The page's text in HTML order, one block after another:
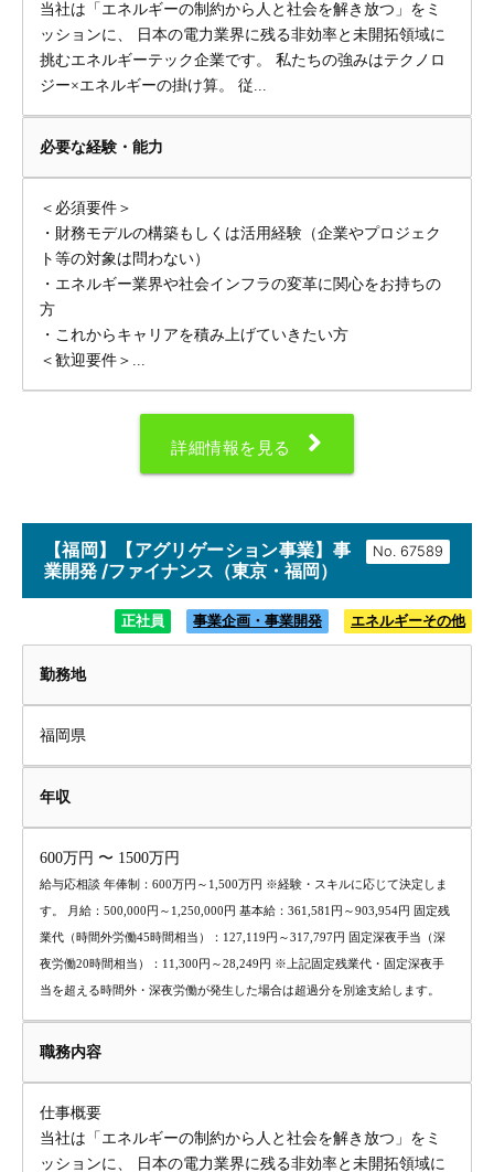
当社は「エネルギーの制約から人と社会を解き放つ」をミ
ッションに、 日本の電力業界に残る非効率と未開拓領域に
挑むエネルギーテック企業です。 私たちの強みはテクノロ
ジー×エネルギーの掛け算。 従...
必要な経験・能力
＜必須要件＞
・財務モデルの構築もしくは活用経験（企業やプロジェク
ト等の対象は問わない）
・エネルギー業界や社会インフラの変革に関心をお持ちの
方
・これからキャリアを積み上げていきたい方
＜歓迎要件＞...
詳細情報を見る
No.
【福岡】【アグリゲーション事業】事
業開発 /ファイナンス（東京・福岡）
正社員 事業企画・事業開発 エネルギーその他
勤務地
福岡県
年収
600万円 〜 1500万円
給与応相談 年俸制：600万円～1,500万円 ※経験・スキルに応じて決定しま
す。 月給：500,000円～1,250,000円 基本給：361,581円～903,954円 固定残
業代（時間外労働45時間相当）：127,119円～317,797円 固定深夜手当（深
夜労働20時間相当）：11,300円～28,249円 ※上記固定残業代・固定深夜手
当を超える時間外・深夜労働が発生した場合は超過分を別途支給します。
職務内容
仕事概要
当社は「エネルギーの制約から人と社会を解き放つ」をミ
ッションに、 日本の電力業界に残る非効率と未開拓領域に